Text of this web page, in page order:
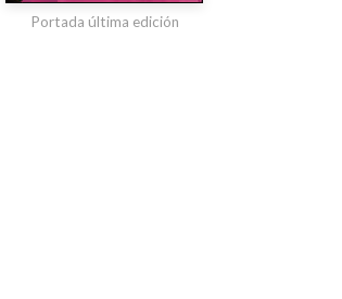
Portada última edición